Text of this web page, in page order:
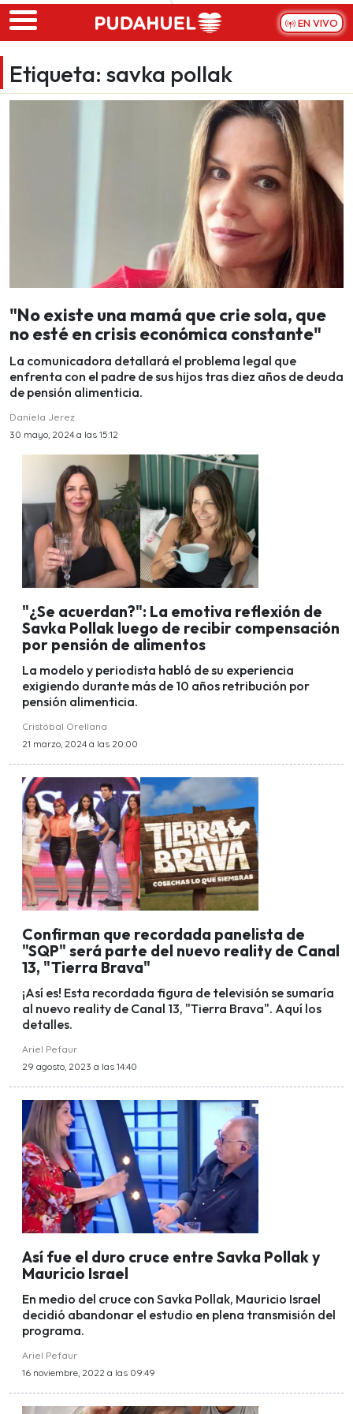
Skip to main content
EN VIVO
Etiqueta: savka pollak
"No existe una mamá que crie sola, que
no esté en crisis económica constante"
La comunicadora detallará el problema legal que
enfrenta con el padre de sus hijos tras diez años de deuda
de pensión alimenticia.
Daniela Jerez
30 mayo, 2024 a las 15:12
"¿Se acuerdan?": La emotiva reflexión de
Savka Pollak luego de recibir compensación
por pensión de alimentos
La modelo y periodista habló de su experiencia
exigiendo durante más de 10 años retribución por
pensión alimenticia.
Cristóbal Orellana
21 marzo, 2024 a las 20:00
Confirman que recordada panelista de
"SQP" será parte del nuevo reality de Canal
13, "Tierra Brava"
¡Así es! Esta recordada figura de televisión se sumaría
al nuevo reality de Canal 13, "Tierra Brava". Aquí los
detalles.
Ariel Pefaur
29 agosto, 2023 a las 14:40
Así fue el duro cruce entre Savka Pollak y
Mauricio Israel
En medio del cruce con Savka Pollak, Mauricio Israel
decidió abandonar el estudio en plena transmisión del
programa.
Ariel Pefaur
16 noviembre, 2022 a las 09:49